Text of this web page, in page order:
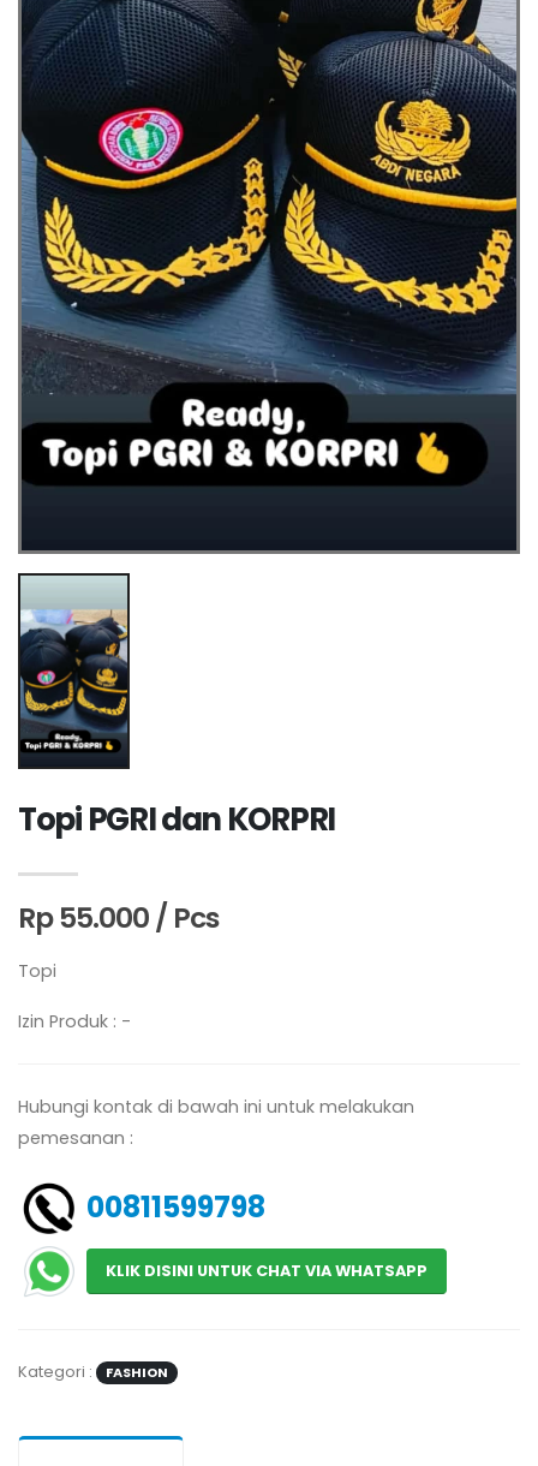
Topi PGRI dan KORPRI
Rp 55.000 / Pcs
Topi
Izin Produk : -
Hubungi kontak di bawah ini untuk melakukan
pemesanan :
00811599798
KLIK DISINI UNTUK CHAT VIA WHATSAPP
Kategori : FASHION